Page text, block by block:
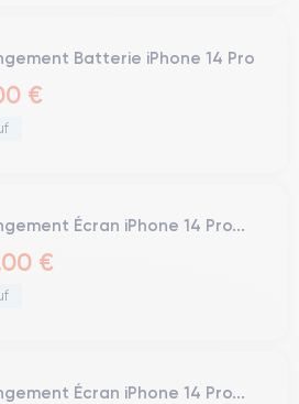
Batterie iPhone 14 Pro
€
Écran iPhone 14 Pro...
€
Écran iPhone 14 Pro...